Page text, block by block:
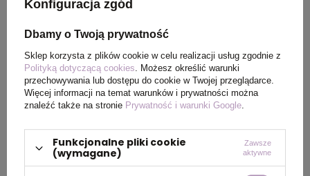
Rozmiar 18,3 x Ø 7,2 cm
Waga
produktu (g)
61
PAKOWANIE
Konfiguracja zgód
Dbamy o Twoją prywatność
Sklep korzysta z plików cookie w celu realizacji usług zgodnie z
Polityką dotyczącą cookies. Możesz określić warunki
przechowywania lub dostępu do cookie w Twojej przeglądarce.
Więcej informacji na temat warunków i prywatności można
znaleźć także na stronie Prywatność i warunki Google.
Funkcjonalne pliki cookie
(wymagane)
Zawsze
aktywne